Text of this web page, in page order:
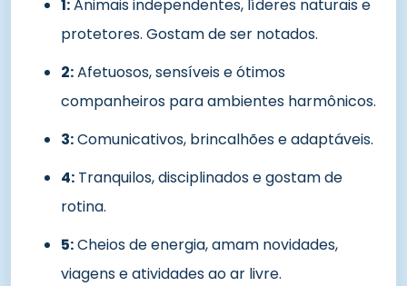
1:Animais independentes, líderes naturais e
protetores. Gostam de ser notados.
2:Afetuosos, sensíveis e ótimos
companheiros para ambientes harmônicos.
3:Comunicativos, brincalhões e adaptáveis.
4: Tranquilos, disciplinados e gostam de
rotina.
5:Cheios de energia, amam novidades,
viagens e atividades ao ar livre.